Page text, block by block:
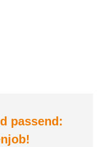
passend:
!